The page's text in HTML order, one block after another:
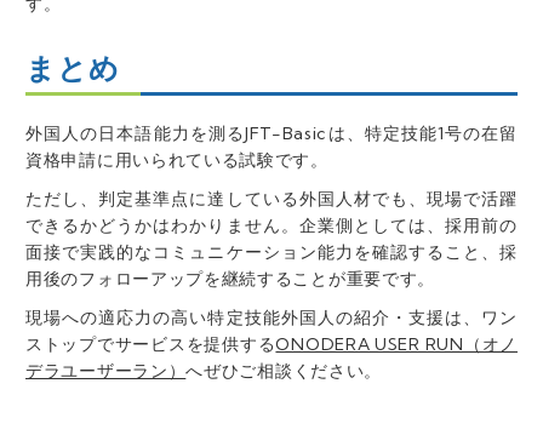
まとめ
外国人の日本語能力を測るJFT-Basicは、特定技能1号の在留
資格申請に用いられている試験です。
ただし、判定基準点に達している外国人材でも、現場で活躍
できるかどうかはわかりません。企業側としては、採用前の
面接で実践的なコミュニケーション能力を確認すること、採
用後のフォローアップを継続することが重要です。
現場への適応力の高い特定技能外国人の紹介・支援は、ワン
ストップでサービスを提供するONODERA USER RUN（オノ
デラユーザーラン）へぜひご相談ください。